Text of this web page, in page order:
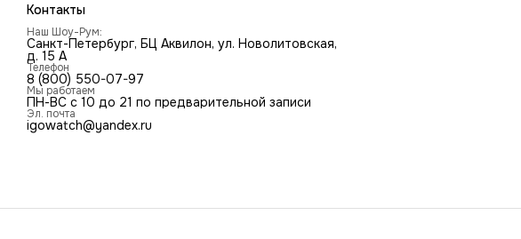
Контакты
Наш Шоу-Рум:
Санкт-Петербург, БЦ Аквилон, ул. Новолитовская,
д. 15 А
Телефон
8 (800) 550-07-97
Мы работаем
ПН-ВС с 10 до 21 по предварительной записи
Эл. почта
igowatch@yandex.ru